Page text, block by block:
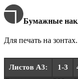
Бумажные
Для печать на
Листов А3: 1-3